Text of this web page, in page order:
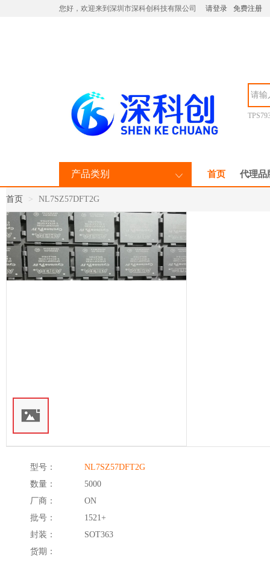
您好，欢迎来到深圳市深科创科技有限公司 请登录 免费注册
产品类别 首页 代理品
首页 NL7SZ57DFT2G
型号：
NL7SZ57DFT2G
数量：
5000
厂商：
ON
批号：
1521+
封装：
SOT363
货期：